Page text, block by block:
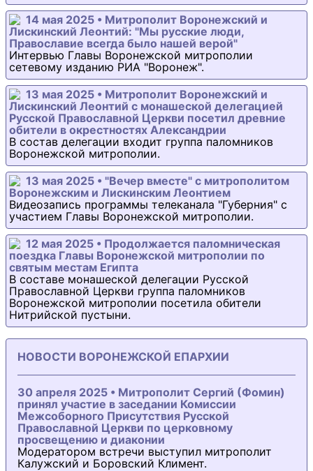
14 мая 2025 • Митрополит Воронежский и
Лискинский Леонтий: "Мы русские люди,
Православие всегда было нашей верой"
Интервью Главы Воронежской митрополии
сетевому изданию РИА "Воронеж".
13 мая 2025 • Митрополит Воронежский и
Лискинский Леонтий с монашеской делегацией
Русской Православной Церкви посетил древние
обители в окрестностях Александрии
В состав делегации входит группа паломников
Воронежской митрополии.
13 мая 2025 • "Вечер вместе" с митрополитом
Воронежским и Лискинским Леонтием
Видеозапись программы телеканала "Губерния" с
участием Главы Воронежской митрополии.
12 мая 2025 • Продолжается паломническая
поездка Главы Воронежской митрополии по
святым местам Египта
В составе монашеской делегации Русской
Православной Церкви группа паломников
Воронежской митрополии посетила обители
Нитрийской пустыни.
НОВОСТИ ВОРОНЕЖСКОЙ ЕПАРХИИ
30 апреля 2025 • Митрополит Сергий (Фомин)
принял участие в заседании Комиссии
Межсоборного Присутствия Русской
Православной Церкви по церковному
просвещению и диаконии
Модератором встречи выступил митрополит
Калужский и Боровский Климент.